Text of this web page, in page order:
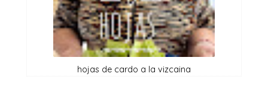
hojas de cardo a la vizcaina